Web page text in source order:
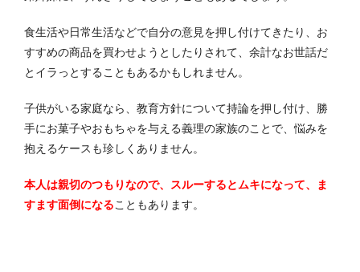
食生活や日常生活などで自分の意見を押し付けてきたり、お
すすめの商品を買わせようとしたりされて、余計なお世話だ
とイラっとすることもあるかもしれません。
子供がいる家庭なら、教育方針について持論を押し付け、勝
手にお菓子やおもちゃを与える義理の家族のことで、悩みを
抱えるケースも珍しくありません。
本人は親切のつもりなので、スルーするとムキになって、ま
すます面倒になることもあります。